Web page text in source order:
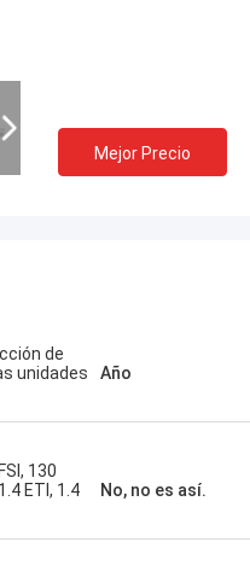
Mejor Precio
de
unidades
Año
130
ETI, 1.4
No, no es así.